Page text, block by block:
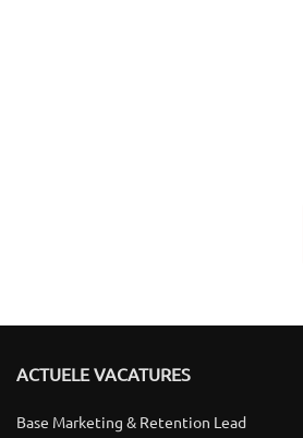
ACTUELE VACATURES
Base Marketing & Retention Lead